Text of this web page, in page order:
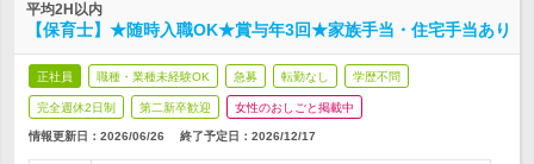
平均2H以内
【保育士】★随時入職OK★賞与年3回★家族手当・住宅手当あり
正社員 職種・業種未経験OK 急募 転勤なし 学歴不問
完全週休2日制 第二新卒歓迎 女性のおしごと掲載中
情報更新日：2026/06/26 終了予定日： 2026/12/17